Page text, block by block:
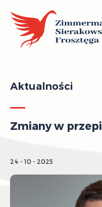
Aktualności
Zmiany w
24 - 10 - 2025